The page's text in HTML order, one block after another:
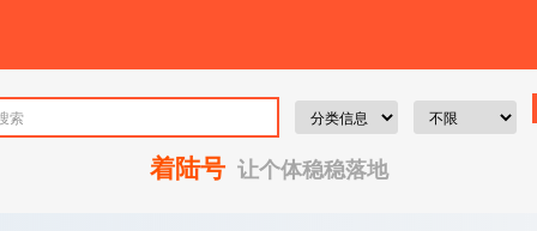
着陆号让个体稳稳落地